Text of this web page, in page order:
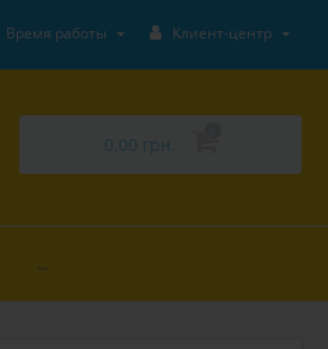
Время работы Клиент-центр
0.00 грн.
...